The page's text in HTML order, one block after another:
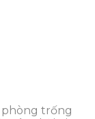
phòng trống